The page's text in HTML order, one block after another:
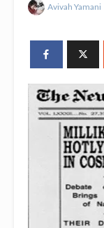
Avivah Yamani